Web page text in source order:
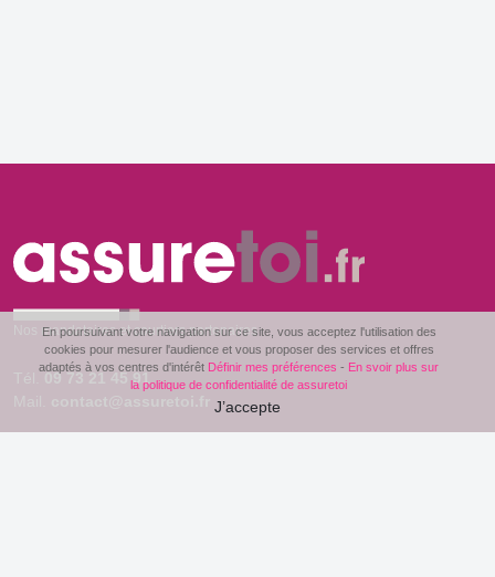
En poursuivant votre navigation sur ce site, vous acceptez l'utilisation des
cookies pour mesurer l'audience et vous proposer des services et offres
adaptés à vos centres d'intérêt Définir mes préférences - En svoir plus sur
la politique de confidentialité de assuretoi
J’accepte
Nos mandataires et courtiers partenaires
Tél.09 73 21 45 91